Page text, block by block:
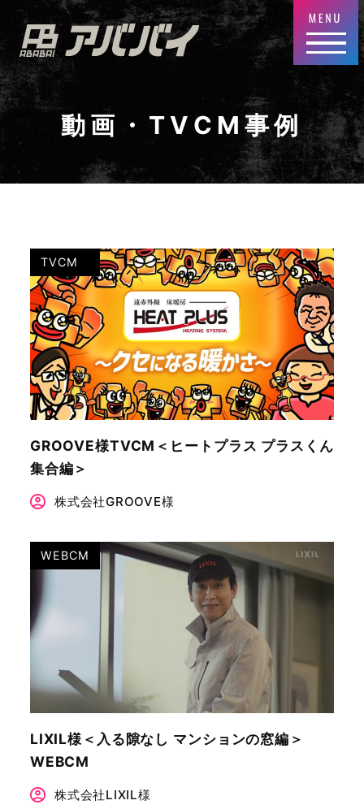
動画・TVCM事例
WEBCM
TVCM
GROOVE様TVCM＜ヒートプラス プラスくん
集合編＞
株式会社GROOVE様
WEBCM
LIXIL様＜入る隙なし マンションの窓編＞
WEBCM
株式会社LIXIL様